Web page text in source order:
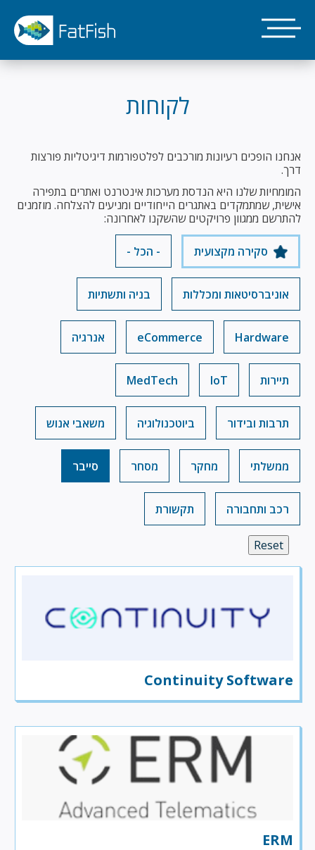
לתוכן
העיקרי
לקוחות
אנחנו הופכים רעיונות מורכבים לפלטפורמות דיגיטליות פורצות
דרך.
המומחיות שלנו היא הנדסת מערכות אינטרנט ואתרים בתפירה
אישית, שמתמקדים באתגרים הייחודיים ומניעים להצלחה. מוזמנים
להתרשם ממגוון פרויקטים שהשקנו לאחרונה:
סקירה מקצועית - הכל -
אוניברסיטאות ומכללות בניה ותשתיות
Hardware
eCommerce אנרגיה
תיירות IoT
MedTech
תרבות ובידור ביוטכנולוגיה משאבי אנוש
ממשלתי מחקר מסחר סייבר
רכב ותחבורה תקשורת
Continuity Software
ERM